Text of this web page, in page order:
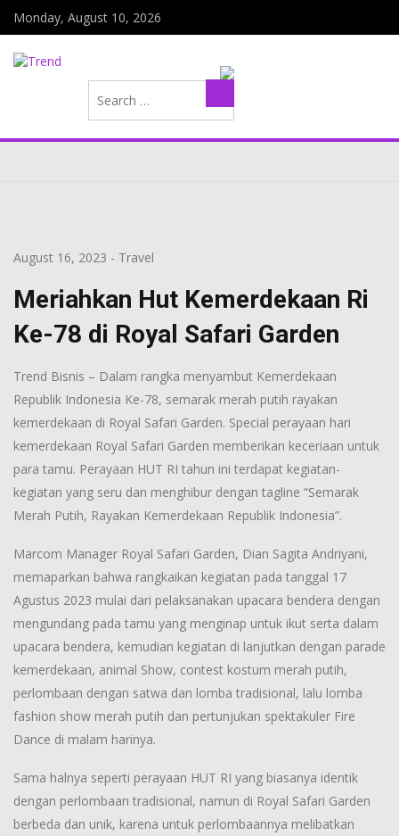
Monday, August 10, 2026
for:
August 16, 2023 - Travel
Meriahkan Hut Kemerdekaan Ri
Ke-78 di Royal Safari Garden
Trend Bisnis – Dalam rangka menyambut Kemerdekaan
Republik Indonesia Ke-78, semarak merah putih rayakan
kemerdekaan di Royal Safari Garden. Special perayaan hari
kemerdekaan Royal Safari Garden memberikan keceriaan untuk
para tamu. Perayaan HUT RI tahun ini terdapat kegiatan-
kegiatan yang seru dan menghibur dengan tagline “Semarak
Merah Putih, Rayakan Kemerdekaan Republik Indonesia”.
Marcom Manager Royal Safari Garden, Dian Sagita Andriyani,
memaparkan bahwa rangkaikan kegiatan pada tanggal 17
Agustus 2023 mulai dari pelaksanakan upacara bendera dengan
mengundang pada tamu yang menginap untuk ikut serta dalam
upacara bendera, kemudian kegiatan di lanjutkan dengan parade
kemerdekaan, animal Show, contest kostum merah putih,
perlombaan dengan satwa dan lomba tradisional, lalu lomba
fashion show merah putih dan pertunjukan spektakuler Fire
Dance di malam harinya.
Sama halnya seperti perayaan HUT RI yang biasanya identik
dengan perlombaan tradisional, namun di Royal Safari Garden
berbeda dan unik, karena untuk perlombaannya melibatkan